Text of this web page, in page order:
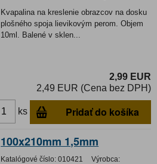
Kvapalina na kreslenie obrazcov na dosku
plošného spoja lievikovým perom. Objem
10ml. Balené v sklen...
2,99 EUR
2,49 EUR (Cena bez DPH)
ks Pridať do košíka
100x210mm 1,5mm
Katalógové číslo: 010421 Výrobca: